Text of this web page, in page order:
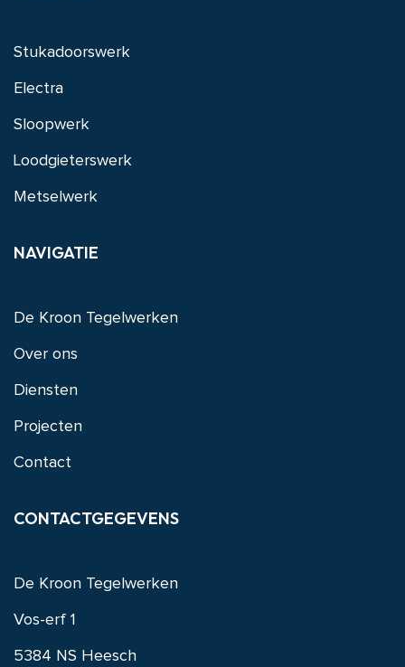
Stukadoorswerk
Electra
Sloopwerk
Loodgieterswerk
Metselwerk
NAVIGATIE
De Kroon Tegelwerken
Over ons
Diensten
Projecten
Contact
CONTACTGEGEVENS
De Kroon Tegelwerken
Vos-erf 1
5384 NS Heesch